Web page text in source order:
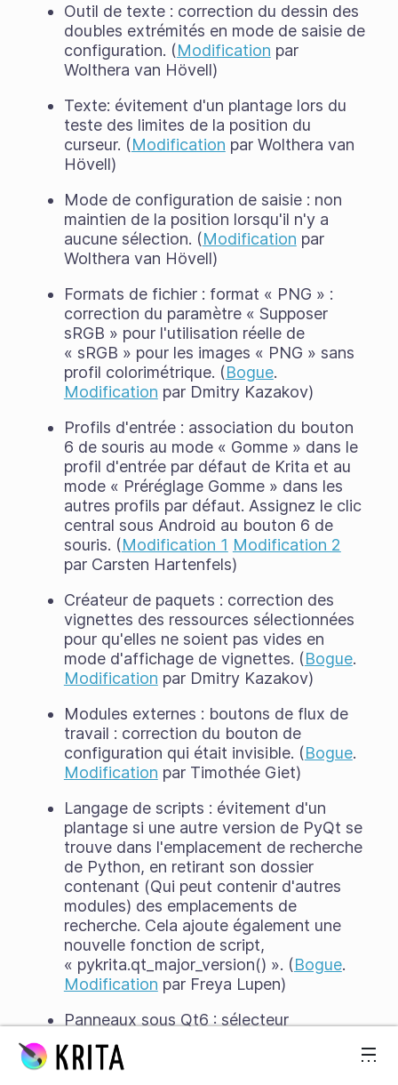
Outil de texte : correction du dessin des
doubles extrémités en mode de saisie de
configuration. (Modification par
Wolthera van Hövell)
Texte: évitement d'un plantage lors du
teste des limites de la position du
curseur. (Modification par Wolthera van
Hövell)
Mode de configuration de saisie : non
maintien de la position lorsqu'il n'y a
aucune sélection. (Modification par
Wolthera van Hövell)
Formats de fichier : format « PNG » :
correction du paramètre « Supposer
sRGB » pour l'utilisation réelle de
« sRGB » pour les images « PNG » sans
profil colorimétrique. (Bogue.
Modification par Dmitry Kazakov)
Profils d'entrée : association du bouton
6 de souris au mode « Gomme » dans le
profil d'entrée par défaut de Krita et au
mode « Préréglage Gomme » dans les
autres profils par défaut. Assignez le clic
central sous Android au bouton 6 de
souris. (Modification 1 Modification 2
par Carsten Hartenfels)
Créateur de paquets : correction des
vignettes des ressources sélectionnées
pour qu'elles ne soient pas vides en
mode d'affichage de vignettes. (Bogue.
Modification par Dmitry Kazakov)
Modules externes : boutons de flux de
travail : correction du bouton de
configuration qui était invisible. (Bogue.
Modification par Timothée Giet)
Langage de scripts : évitement d'un
plantage si une autre version de PyQt se
trouve dans l'emplacement de recherche
de Python, en retirant son dossier
contenant (Qui peut contenir d'autres
modules) des emplacements de
recherche. Cela ajoute également une
nouvelle fonction de script,
« pykrita.qt_major_version() ». (Bogue.
Modification par Freya Lupen)
Panneaux sous Qt6 : sélecteur
non-mise à jour de la saturation et de la